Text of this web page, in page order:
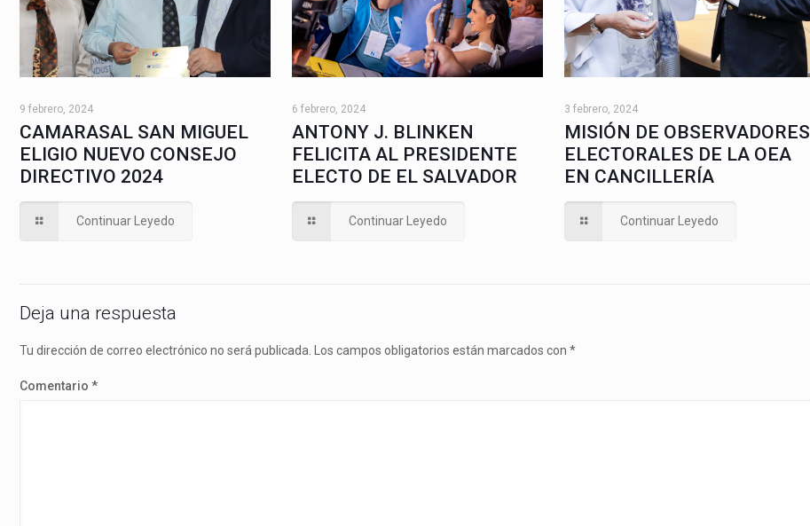
9 febrero, 2024
CAMARASAL SAN MIGUEL
ELIGIO NUEVO CONSEJO
DIRECTIVO 2024
Continuar Leyedo
6 febrero, 2024
ANTONY J. BLINKEN
FELICITA AL PRESIDENTE
ELECTO DE EL SALVADOR
Continuar Leyedo
3 febrero, 2024
MISIÓN DE OBSERVADORES
ELECTORALES DE LA OEA
EN CANCILLERÍA
Continuar Leyedo
Deja una respuesta
Tu dirección de correo electrónico no será publicada. Los campos obligatorios están marcados con *
Comentario *